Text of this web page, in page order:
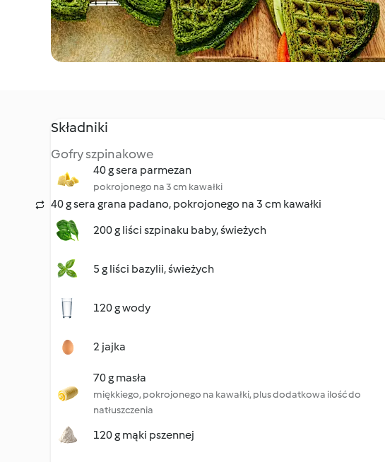
Składniki
Gofry szpinakowe
40 g sera parmezan
pokrojonego na 3 cm kawałki
40 g sera grana padano, pokrojonego na 3 cm kawałki
200 g liści szpinaku baby, świeżych
5 g liści bazylii, świeżych
120 g wody
2 jajka
70 g masła
miękkiego, pokrojonego na kawałki, plus dodatkowa ilość do
natłuszczenia
120 g mąki pszennej